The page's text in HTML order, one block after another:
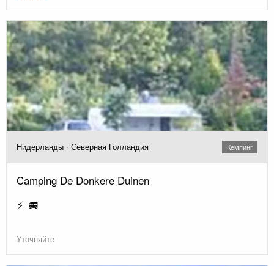
Нидерланды · Северная Голландия Кемпинг
Camping De Donkere Duinen
⚡ 🚐
Уточняйте